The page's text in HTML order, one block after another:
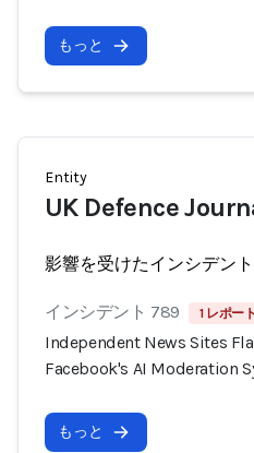
もっと
Entity
UK Defence
影響を受けたインシデント
インシデント 789 1 レポート
Independent News Sites
Facebook's AI Moderation
もっと